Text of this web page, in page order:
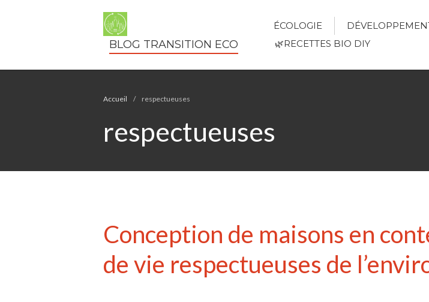
BLOG TRANSITION ECO
ÉCOLOGIE
🌿RECETTES BIO DIY
Accueil / respectueuses
respectueuses
Conception de maisons en
de vie respectueuses de